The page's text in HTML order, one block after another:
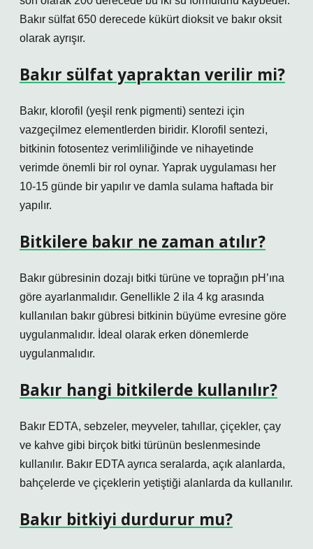
Bakır sülfat 650 derecede kükürt dioksit ve bakır oksit
olarak ayrışır.
Bakır sülfat yapraktan verilir mi?
Bakır, klorofil (yeşil renk pigmenti) sentezi için
vazgeçilmez elementlerden biridir. Klorofil sentezi,
bitkinin fotosentez verimliliğinde ve nihayetinde
verimde önemli bir rol oynar. Yaprak uygulaması her
10-15 günde bir yapılır ve damla sulama haftada bir
yapılır.
Bitkilere bakır ne zaman atılır?
Bakır gübresinin dozajı bitki türüne ve toprağın pH’ına
göre ayarlanmalıdır. Genellikle 2 ila 4 kg arasında
kullanılan bakır gübresi bitkinin büyüme evresine göre
uygulanmalıdır. İdeal olarak erken dönemlerde
uygulanmalıdır.
Bakır hangi bitkilerde kullanılır?
Bakır EDTA, sebzeler, meyveler, tahıllar, çiçekler, çay
ve kahve gibi birçok bitki türünün beslenmesinde
kullanılır. Bakır EDTA ayrıca seralarda, açık alanlarda,
bahçelerde ve çiçeklerin yetiştiği alanlarda da kullanılır.
Bakır bitkiyi durdurur mu?